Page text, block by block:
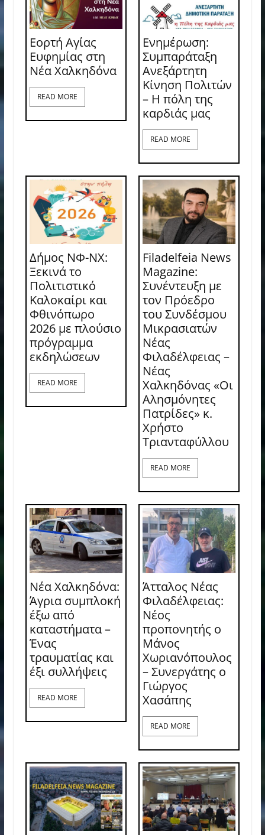
Εορτή Αγίας
Ευφημίας στη
Νέα Χαλκηδόνα
READ MORE
Ενημέρωση:
Συμπαράταξη
Ανεξάρτητη
Κίνηση Πολιτών
– Η πόλη της
καρδιάς μας
READ MORE
Δήμος ΝΦ-ΝΧ:
Ξεκινά το
Πολιτιστικό
Καλοκαίρι και
Φθινόπωρο
2026 με πλούσιο
πρόγραμμα
εκδηλώσεων
READ MORE
Filadelfeia News
Magazine:
Συνέντευξη με
τον Πρόεδρο
του Συνδέσμου
Μικρασιατών
Νέας
Φιλαδέλφειας –
Νέας
Χαλκηδόνας «Οι
Αλησμόνητες
Πατρίδες» κ.
Χρήστο
Τριανταφύλλου
READ MORE
Νέα Χαλκηδόνα:
Άγρια συμπλοκή
έξω από
καταστήματα –
Ένας
τραυματίας και
έξι συλλήψεις
READ MORE
Άτταλος Νέας
Φιλαδέλφειας:
Νέος
προπονητής ο
Μάνος
Χωριανόπουλος
– Συνεργάτης ο
Γιώργος
Χασάπης
READ MORE